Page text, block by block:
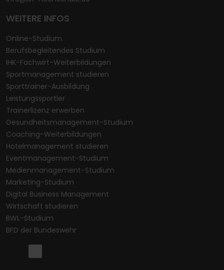
WEITERE INFOS
Online-Studium
Berufsbegleitendes Studium
IHK-Fachwirt-Weiterbildungen
Sportmanagement studieren
Sporttrainer-Ausbildung
Leistungssportler
Trainerlizenz erwerben
Gesundheitsmanagement-Studium
Coaching-Weiterbildungen
Hotelmanagement studieren
Eventmanagement-Studium
Medienmanagement-Studium
Marketing-Studium
Digital Business Management
Wirtschaft studieren
BWL-Studium
BFD der Bundeswehr